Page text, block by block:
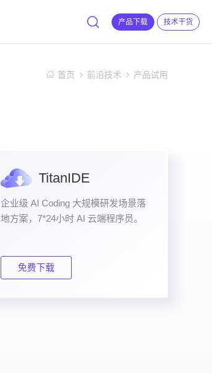
产品下载 技术干货
首页 前沿技术 产品试用
TitanIDE
企业级 AI Coding 大规模研发场景落
地方案，7*24小时 AI 云端程序员。
免费下载